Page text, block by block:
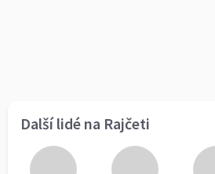
Další lidé na Rajčeti